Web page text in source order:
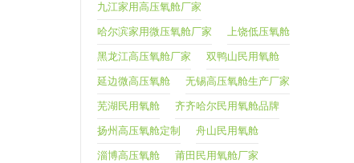
九江家用高压氧舱厂家
哈尔滨家用微压氧舱厂家 上饶低压氧舱
黑龙江高压氧舱厂家 双鸭山民用氧舱
延边微高压氧舱 无锡高压氧舱生产厂家
芜湖民用氧舱 齐齐哈尔民用氧舱品牌
扬州高压氧舱定制 舟山民用氧舱
淄博高压氧舱 莆田民用氧舱厂家